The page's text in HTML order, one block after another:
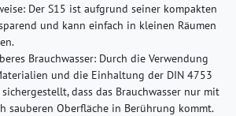
: Der S15 ist aufgrund seiner kompakten
und kann einfach in kleinen Räumen
Brauchwasser: Durch die Verwendung
und die Einhaltung der DIN 4753
dass das Brauchwasser nur mit
sauberen Oberfläche in Berührung kommt.